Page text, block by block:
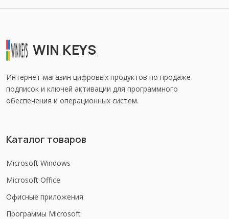
WIN KEYS
Интернет-магазин цифровых продуктов по продаже
подписок и ключей активации для программного
обеспечения и операционных систем.
Каталог товаров
Microsoft Windows
Microsoft Office
Офисные приложения
Программы Microsoft